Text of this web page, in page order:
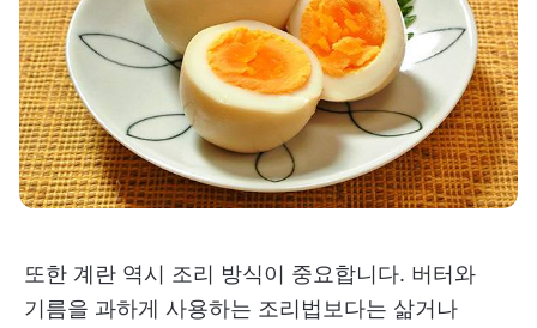
또한 계란 역시 조리 방식이 중요합니다. 버터와
기름을 과하게 사용하는 조리법보다는 삶거나